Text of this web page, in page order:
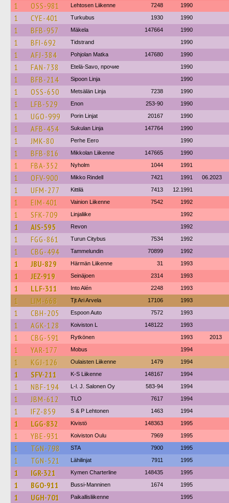
1 OSS-981 Lehtosen Liikenne 7248 1990
1 CYE-401 Turkubus 1930 1990
1 BFB-957 Mäkela 147664 1990
1 BFI-692 Tidstrand 1990
1 AFJ-384 Pohjolan Matka 147680 1990
1 FAN-738 Etelä-Savo, прочие 1990
1 BFB-214 Sipoon Linja 1990
1 OSS-650 Metsälän Linja 7238 1990
1 LFB-529 Enon 253-90 1990
1 UGO-999 Porin Linjat 20167 1990
1 AFB-454 Sukulan Linja 147764 1990
1 JMK-80 Perhe Eero 1990
1 BFB-816 Mikkolan Liikenne 147665 1990
1 FBA-352 Nyholm 1044 1991
1 OFV-900 Mikko Rindell 7421 1991 06.2023
1 UFM-277 Kittilä 7413 12.1991
1 EIM-401 Vainion Liikenne 7542 1992
1 SFK-709 Linjaliike 1992
1 AIS-595 Revon 1992
1 FGG-861 Turun Citybus 7534 1992
1 CBG-494 Tammelundin 70899 1992
1 JBU-829 Härmän Liikenne 31 1993
1 JEZ-919 Seinäjoen 2314 1993
1 LLF-311 Into Alén 2248 1993
1 LIM-668 Tjt Ari Arvela 17106 1993
1 CBH-205 Espoon Auto 7572 1993
1 AGK-128 Koiviston L 148122 1993
1 CBG-591 Rytkönen 1993 2013
1 YAR-177 Mobus 1994
1 KGJ-126 Oulaisten Liikenne 1479 1994
1 SFV-211 K-S Liikenne 148167 1994
1 NBF-194 L-l. J. Salonen Oy 583-94 1994
1 JBM-612 TLO 7617 1994
1 IFZ-859 S & P Lehtonen 1463 1994
1 LGG-832 Kivistö 148363 1995
1 YBE-931 Koiviston Oulu 7969 1995
1 TGN-798 STA 7900 1995
1 TGN-521 Lähilinjat 7911 1995
1 IGR-321 Kymen Charterline 148435 1995
1 BGO-911 Bussi-Manninen 1674 1995
1 UGH-701 Paikallisliikenne 1995